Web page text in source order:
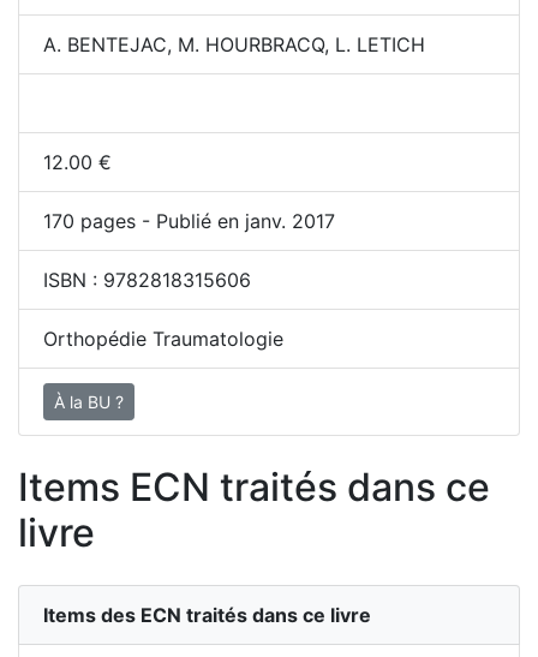
A. BENTEJAC, M. HOURBRACQ, L. LETICH
12.00 €
170 pages - Publié en janv. 2017
ISBN : 9782818315606
Orthopédie Traumatologie
À la BU ?
Items ECN traités dans ce
livre
Items des ECN traités dans ce livre